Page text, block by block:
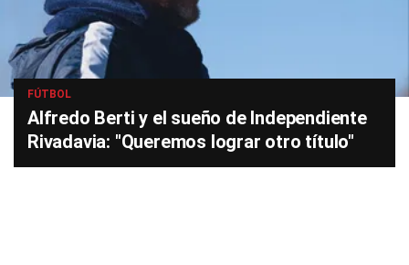
FÚTBOL
Alfredo Berti y el sueño de Independiente
Rivadavia: "Queremos lograr otro título"